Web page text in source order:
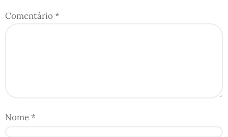
Comentário*
Nome*